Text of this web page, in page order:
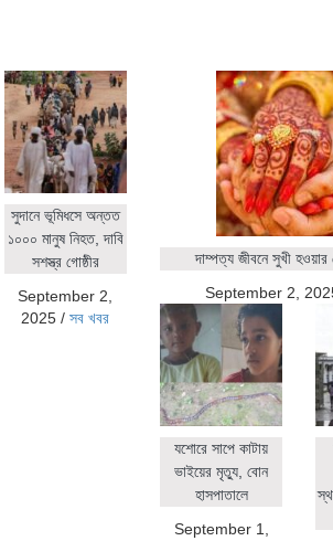
সুদানে ভূমিধসে অন্তত
১০০০ মানুষ নিহত, দাবি
সশস্ত্র গোষ্ঠীর
September 2,
2025 /সব খবর
দাম্পত্য জীবনে সুখী হওয়ার
September 2,
যশোরে সাপে কাটায়
ভাইয়ের মৃত্যু, বোন
হাসপাতালে
September 1,